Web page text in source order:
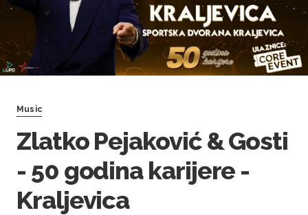
Music
Zlatko Pejaković & Gosti
- 50 godina karijere -
Kraljevica